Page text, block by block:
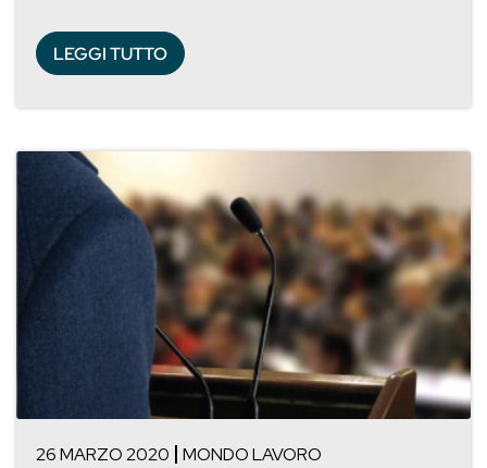
LEGGI TUTTO
26 MARZO 2020 MONDO LAVORO